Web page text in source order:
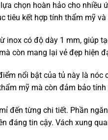
chọn hoàn hảo cho nhiều
tiêu kết hợp tính thẩm mỹ
inox có độ dày 1 mm, giúp
còn mang lại vẻ đẹp hiện
nổi bật của tủ này là nóc
mỹ mà còn đảm bảo
đến từng chi tiết. Phần
đáng tin cậy. Vách xung